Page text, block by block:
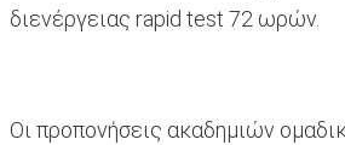
διενέργειας rapid test 72 ωρών.
Οι προπονήσεις ακαδημιών